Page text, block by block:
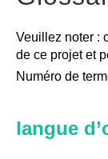
Veuillez noter :
de ce projet et
Numéro de
langue